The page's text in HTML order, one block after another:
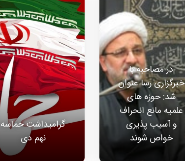
در مصاحبه با
خبرگزاری رسا عنوان
شد: حوزه های
علمیه مانع انحراف
و آسیب پذیری
خواص شوند
گرامیداشت حماسه
نهم دی